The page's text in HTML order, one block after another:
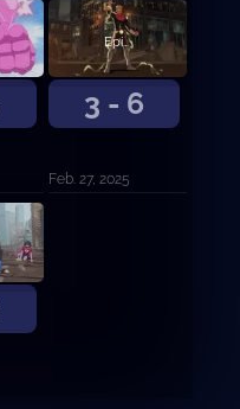
3 - 6
Episodio 6
Feb. 27, 2025